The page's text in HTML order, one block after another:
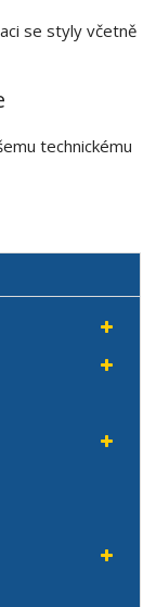
se styly včetně
technickému